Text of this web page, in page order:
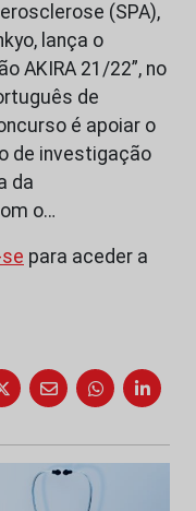
(SPA),
lança o
AKIRA 21/22”, no
de
é apoiar o
de investigação
da
o…
para aceder a